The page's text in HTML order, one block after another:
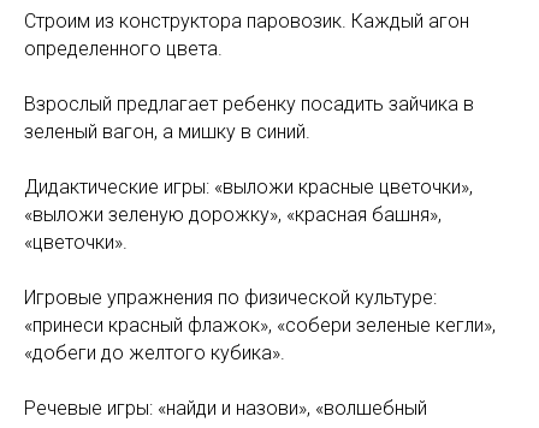
Строим из конструктора паровозик. Каждый агон
определенного цвета.
Взрослый предлагает ребенку посадить зайчика в
зеленый вагон, а мишку в синий.
Дидактические игры: «выложи красные цветочки»,
«выложи зеленую дорожку», «красная башня»,
«цветочки».
Игровые упражнения по физической культуре:
«принеси красный флажок», «собери зеленые кегли»,
«добеги до желтого кубика».
Речевые игры: «найди и назови», «волшебный